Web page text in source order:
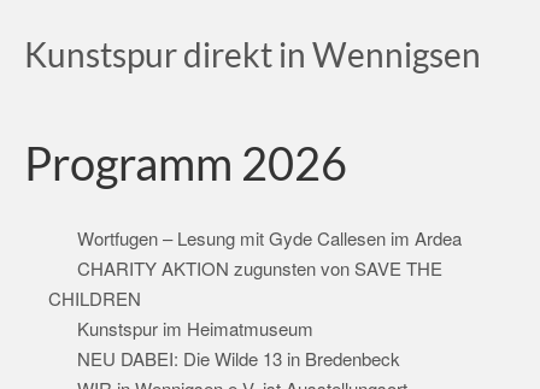
Kunstspur direkt in Wennigsen
Programm 2026
Wortfugen – Lesung mit Gyde Callesen im Ardea
CHARITY AKTION zugunsten von SAVE THE
CHILDREN
Kunstspur im Heimatmuseum
NEU DABEI: Die Wilde 13 in Bredenbeck